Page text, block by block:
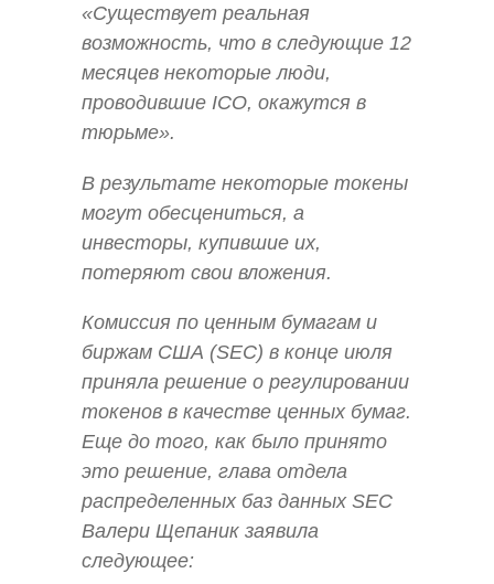
«Существует реальная
возможность, что в следующие 12
месяцев некоторые люди,
проводившие ICO, окажутся в
тюрьме».
В результате некоторые токены
могут обесцениться, а
инвесторы, купившие их,
потеряют свои вложения.
Комиссия по ценным бумагам и
биржам США (SEC) в конце июля
приняла решение о регулировании
токенов в качестве ценных бумаг.
Еще до того, как было принято
это решение, глава отдела
распределенных баз данных SEC
Валери Щепаник заявила
следующее: